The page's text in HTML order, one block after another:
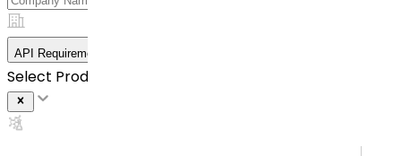
API Requirement Details
Select Product *